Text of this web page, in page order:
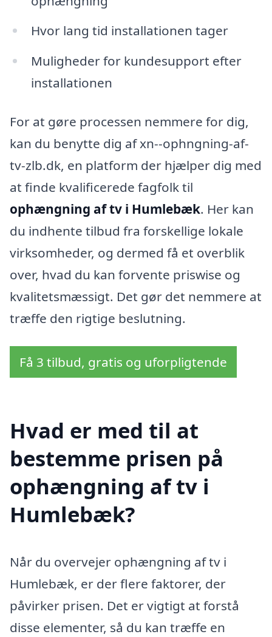
Hvor lang tid installationen tager
Muligheder for kundesupport efter
installationen
For at gøre processen nemmere for dig,
kan du benytte dig af xn--ophngning-af-
tv-zlb.dk, en platform der hjælper dig med
at finde kvalificerede fagfolk til
ophængning af tv i Humlebæk. Her kan
du indhente tilbud fra forskellige lokale
virksomheder, og dermed få et overblik
over, hvad du kan forvente priswise og
kvalitetsmæssigt. Det gør det nemmere at
træffe den rigtige beslutning.
Få 3 tilbud, gratis og uforpligtende
Hvad er med til at
bestemme prisen på
ophængning af tv i
Humlebæk?
Når du overvejer ophængning af tv i
Humlebæk, er der flere faktorer, der
påvirker prisen. Det er vigtigt at forstå
disse elementer, så du kan træffe en